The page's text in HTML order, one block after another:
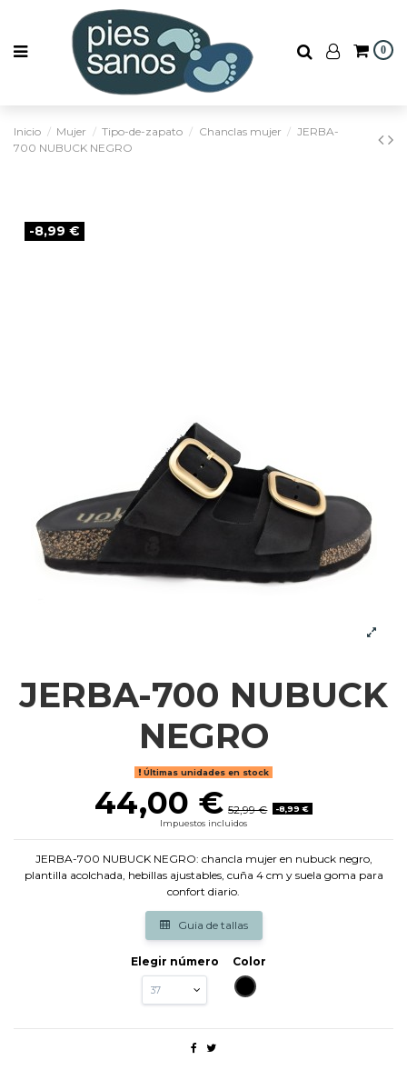
0
Inicio Mujer Tipo-de-zapato Chanclas mujer
JERBA-
700 NUBUCK NEGRO
-8,99 €
JERBA-700 NUBUCK
NEGRO
Últimas unidades en stock
44,00 € 52,99 €
-8,99 €
Impuestos incluidos
JERBA-700 NUBUCK NEGRO: chancla mujer en nubuck negro,
plantilla acolchada, hebillas ajustables, cuña 4 cm y suela goma para
confort diario.
Guia de tallas
Elegir número
Color
NEGRO